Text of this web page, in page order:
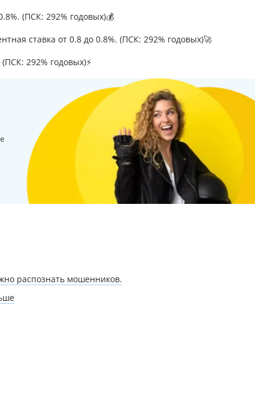
(ПСК: 292% годовых)💰
ставка от 0.8 до 0.8%. (ПСК: 292% годовых)🚀
292% годовых)⚡
распознать мошенников.